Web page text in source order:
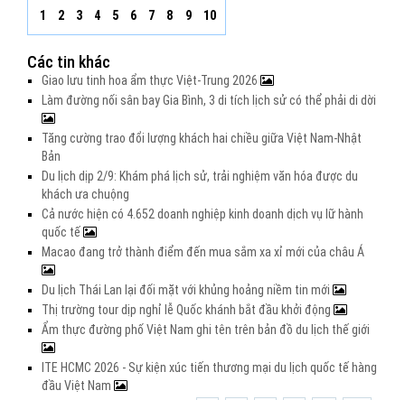
1 2 3 4 5 6 7 8 9 10
Các tin khác
Giao lưu tinh hoa ẩm thực Việt-Trung 2026
Làm đường nối sân bay Gia Bình, 3 di tích lịch sử có thể phải di dời
Tăng cường trao đổi lượng khách hai chiều giữa Việt Nam-Nhật
Bản
Du lịch dịp 2/9: Khám phá lịch sử, trải nghiệm văn hóa được du
khách ưa chuộng
Cả nước hiện có 4.652 doanh nghiệp kinh doanh dịch vụ lữ hành
quốc tế
Macao đang trở thành điểm đến mua sắm xa xỉ mới của châu Á
Du lịch Thái Lan lại đối mặt với khủng hoảng niềm tin mới
Thị trường tour dịp nghỉ lễ Quốc khánh bắt đầu khởi động
Ẩm thực đường phố Việt Nam ghi tên trên bản đồ du lịch thế giới
ITE HCMC 2026 - Sự kiện xúc tiến thương mại du lịch quốc tế hàng
đầu Việt Nam